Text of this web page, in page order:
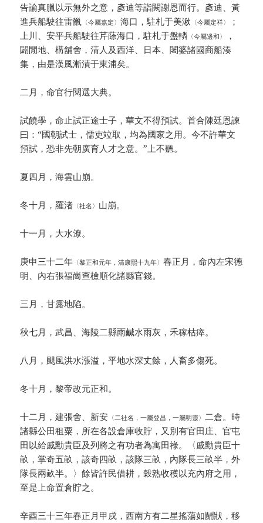
告諭真臘以示無外之意，彥迪等詣闕謝恩而行。彥迪、黃
進兵船駛往雷巤 〈今屬嘉定〉海口，駐札于美湫 〈今屬定祥〉
；
上川、安平兵船駛往芹蒢海口，駐札于盤轔 〈今屬邊和〉
，
闢閒地、構舖舍，清人及西洋、日本、闍婆諸國商船湊
集，由是漢風漸漬于東浦矣。
二月，命官行閱選大典。
試饒學，命止試正途士子，華文不得預試。首合陳廷恩諫
曰：“國朝試士，儒吏竝取，均為國家之用。今不許華文
預試，恐非先朝廣育人才之意。”上不聽。
夏四月，海雲山崩。
冬十月，羅渚 〈社名〉 山崩。
十一月，大水潦。
庚申三十二年 〈黎正和元年，清康熙十九年〉春正月，命內左宋德
明、內右張福崗查檢順化諸縣官錢。
三月，甘露地陷。
秋七月，武昌、海陵二縣雨鹹水雨灰，禾稼枯瘁。
八月，颶風洪水漲溢，平地水深丈餘，人畜多傷死。
冬十月，黎帝改元正和。
十二月，建張舍、新安 〈二社名，一屬登昌，一屬明靈〉 二倉。時
諸縣公田租粟，所在各設倉庫收貯，又別有官田庄、官屯
田以給戚勳貴臣及列將之有功者為寓田祿。〈戚勳貴臣十
畝，掌奇五畝，該奇四畝，該隊三畝，內隊長三畝半，外
隊長兩畝半。〉餘皆許民借耕，穀熟收穫以充內府之用，
至是上命置倉貯之。
辛酉三十三年春正月甲戌，西南方有二星搖蕩如鬬狀，移